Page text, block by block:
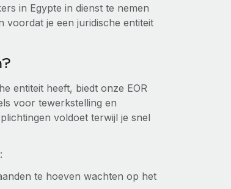
in Egypte in dienst te nemen
voordat je een juridische entiteit
entiteit heeft, biedt onze EOR
voor tewerkstelling en
voldoet terwijl je snel
te hoeven wachten op het